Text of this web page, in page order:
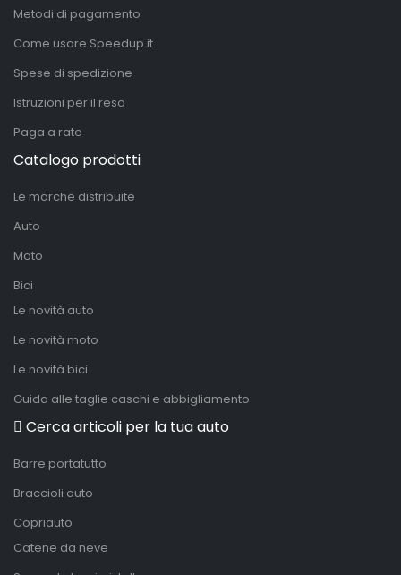
Metodi di pagamento
Come usare Speedup.it
Spese di spedizione
Istruzioni per il reso
Paga a rate
Catalogo prodotti
Le marche distribuite
Auto
Moto
Bici
Le novità auto
Le novità moto
Le novità bici
Guida alle taglie caschi e abbigliamento
Cerca articoli per la tua auto
Barre portatutto
Braccioli auto
Copriauto
Catene da neve